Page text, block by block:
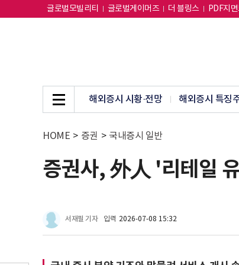
글로벌모빌리티 글로벌게이머즈 더 블링스 PDF지면
해외증시 시황·전망 해외증시 특징
HOME > 증권 > 국내증시 일반
증권사, 外人 '리테일
서재필 기자 입력 2026-07-08 15:32